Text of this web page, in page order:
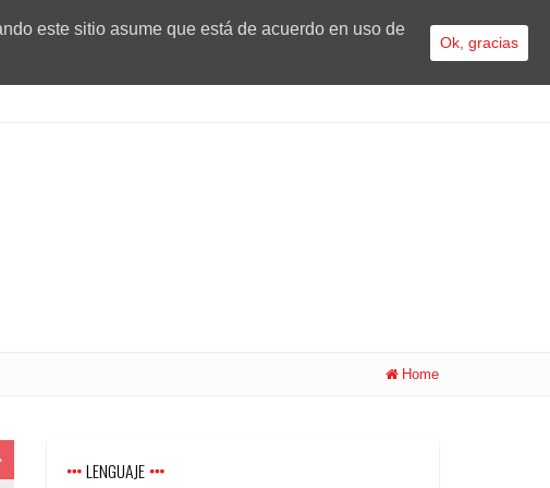
Home
LENGUAJE
este sitio asume que está de acuerdo en uso de
Ok, gracias